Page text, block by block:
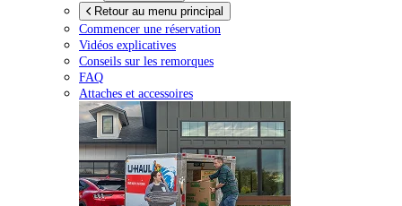
Retour au menu principal
Commencer une réservation
Vidéos explicatives
Conseils sur les remorques
FAQ
Attaches et accessoires